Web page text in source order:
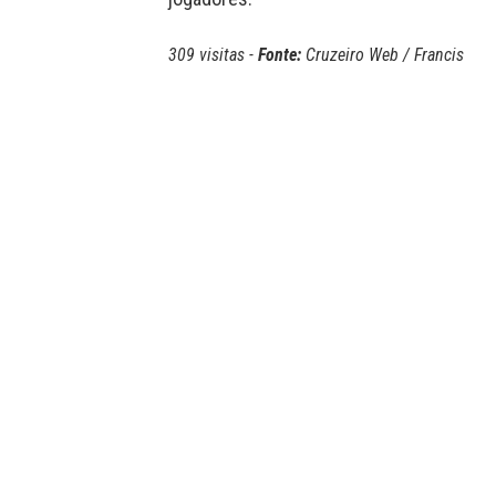
309 visitas - Fonte: Cruzeiro Web / Francis